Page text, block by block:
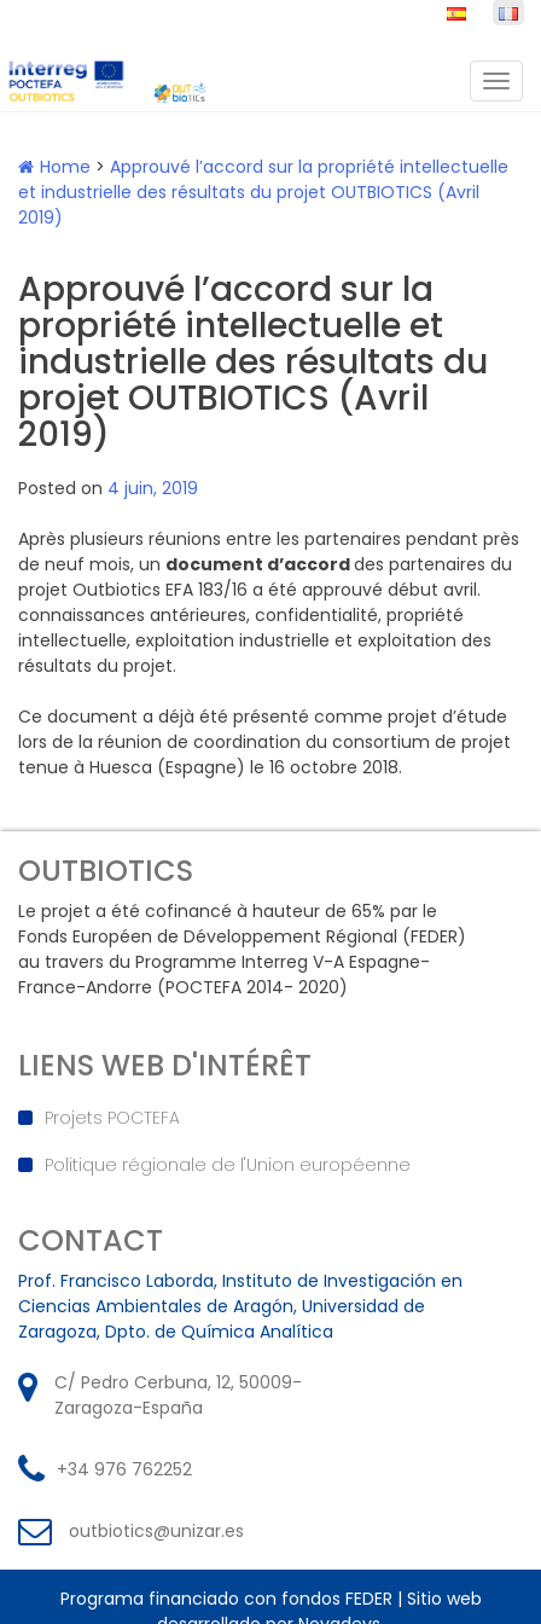
Skip
to
Toggle
Home > Approuvé l’accord sur la propriété intellectuelle
et industrielle des résultats du projet OUTBIOTICS (Avril
2019)
Approuvé l’accord sur la
propriété intellectuelle et
industrielle des résultats du
projet OUTBIOTICS (Avril
2019)
Posted on 4 juin, 2019
Après plusieurs réunions entre les partenaires pendant près
de neuf mois, un document d’accorddes partenaires du
projet Outbiotics EFA 183/16 a été approuvé début avril.
connaissances antérieures, confidentialité, propriété
intellectuelle, exploitation industrielle et exploitation des
résultats du projet.
Ce document a déjà été présenté comme projet d’étude
lors de la réunion de coordination du consortium de projet
tenue à Huesca (Espagne) le 16 octobre 2018.
OUTBIOTICS
Le projet a été cofinancé à hauteur de 65% par le
Fonds Européen de Développement Régional (FEDER)
au travers du Programme Interreg V-A Espagne-
France-Andorre (POCTEFA 2014- 2020)
LIENS WEB D'INTÉRÊT
Projets POCTEFA
Politique régionale de l'Union européenne
CONTACT
Prof. Francisco Laborda, Instituto de Investigación en
Ciencias Ambientales de Aragón, Universidad de
Zaragoza, Dpto. de Química Analítica
C/ Pedro Cerbuna, 12, 50009-
Zaragoza-España
+34 976 762252
outbiotics@unizar.es
Programa financiado con fondos FEDER | Sitio web